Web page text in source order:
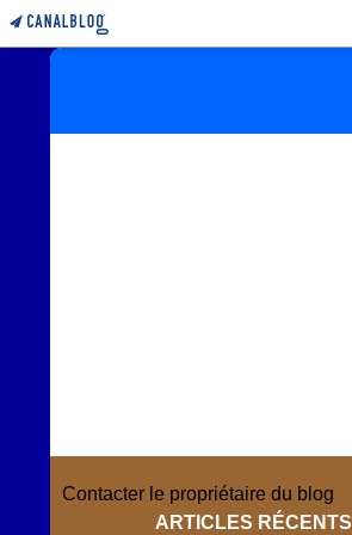
Contacter le propriétaire du blog
ARTICLES RÉCENTS